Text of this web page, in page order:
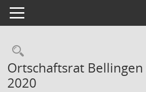
Toggle navigation
Rechercheauswahl
Ortschaftsrat
2020